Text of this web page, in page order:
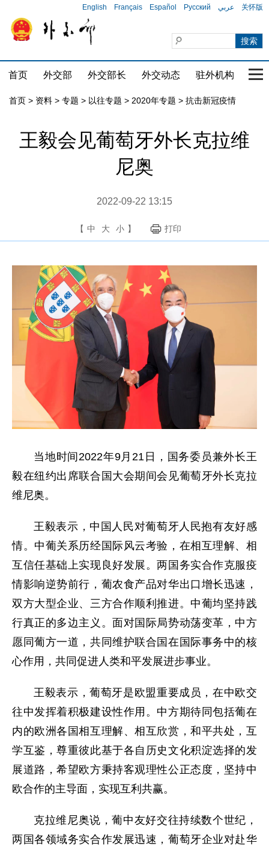
English Français Español Русский عربي 关怀版
首页 外交部 外交部长 外交动态 驻外机构 国
首页 > 资料 > 专题 > 以往专题 > 2020年专题 > 抗击新冠疫情
王毅会见葡萄牙外长克拉维
尼奥
2022-09-22 13:15
【 中 大 小 】 打印
当地时间2022年9月21日，国务委员兼外长王
毅在纽约出席联合国大会期间会见葡萄牙外长克拉
维尼奥。
王毅表示，中国人民对葡萄牙人民抱有友好感
情。中葡关系历经国际风云考验，在相互理解、相
互信任基础上实现良好发展。两国务实合作克服疫
情影响逆势前行，葡农食产品对华出口增长迅速，
双方大型企业、三方合作顺利推进。中葡均坚持践
行真正的多边主义。面对国际局势动荡变革，中方
愿同葡方一道，共同维护联合国在国际事务中的核
心作用，共同促进人类和平发展进步事业。
王毅表示，葡萄牙是欧盟重要成员，在中欧交
往中发挥着积极建设性作用。中方期待同包括葡在
内的欧洲各国相互理解、相互欣赏，和平共处，互
学互鉴，尊重彼此基于各自历史文化积淀选择的发
展道路，希望欧方秉持客观理性公正态度，坚持中
欧合作的主导面，实现互利共赢。
克拉维尼奥说，葡中友好交往持续数个世纪，
两国各领域务实合作发展迅速，葡萄牙企业对赴华